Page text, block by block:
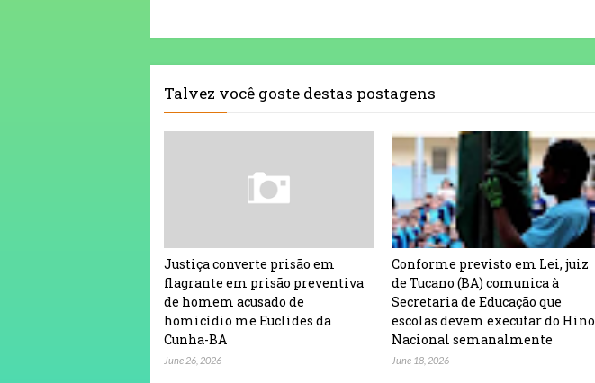
Talvez você goste destas postagens
Justiça converte prisão em
flagrante em prisão preventiva
de homem acusado de
homicídio me Euclides da
Cunha-BA
June 26, 2026
Conforme previsto em Lei, juiz
de Tucano (BA) comunica à
Secretaria de Educação que
escolas devem executar do Hino
Nacional semanalmente
June 18, 2026